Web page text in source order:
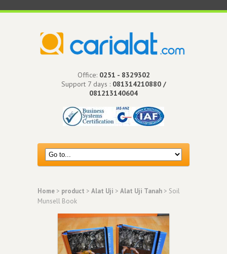
Office: 0251 - 8329302
Support 7 days : 081314210880 /
081213140604
Home > product > Alat Uji > Alat Uji Tanah > Soil
Munsell Book